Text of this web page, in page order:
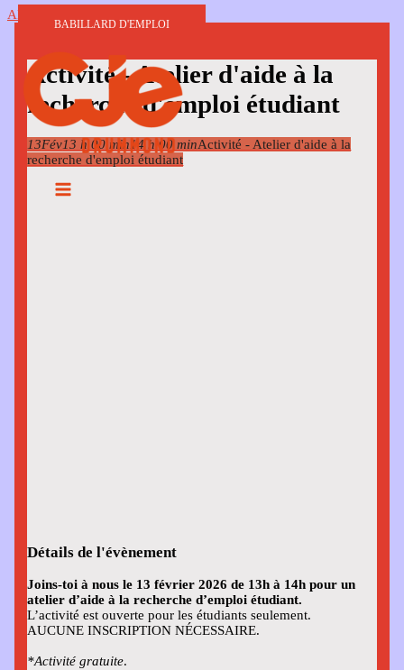
Aller au contenu
BABILLARD D'EMPLOI
Activité - Atelier d'aide à la
recherche d'emploi étudiant
13Fév13 h 00 min 14 h 00 minActivité - Atelier d'aide à la
recherche d'emploi étudiant
Détails de l'évènement
Joins-toi à nous le 13 février 2026 de 13h à 14h pour un
atelier d’aide à la recherche d’emploi étudiant.
L’activité est ouverte pour les étudiants seulement.
AUCUNE INSCRIPTION NÉCESSAIRE.
*Activité gratuite.